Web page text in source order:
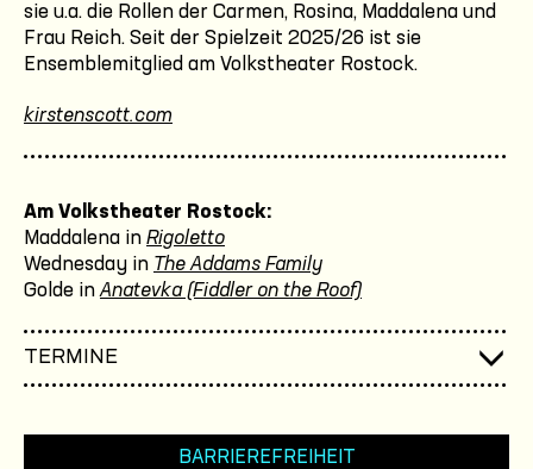
sie u.a. die Rollen der Carmen, Rosina, Maddalena und
Frau Reich. Seit der Spielzeit 2025/26 ist sie
Ensemblemitglied am Volkstheater Rostock.
kirstenscott.com
Am Volkstheater Rostock:
Maddalena in Rigoletto
Wednesday in The Addams Family
Golde in Anatevka (Fiddler on the Roof)
TERMINE
BARRIEREFREIHEIT